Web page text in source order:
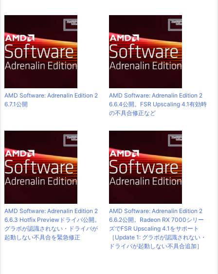
AMD Software: Adrenalin Edition 2
6.7.1公開
AMD Software: Adrenalin Edition 2
6.6.4公開。FSR Upscaling 4.1有効時
の不具合修正など
AMD Software: Adrenalin Edition 2
6.6.3 Hotfix Previewドライバ公開。
グラボが認識されない・ドライバが
起動しない不具合を緊急修正
AMD Software: Adrenalin Edition 2
6.6.2公開。Radeon RX 7000シリー
ズでFSR Upscaling 4.1をサポート
［Update 1: グラボが認識されない・
ドライバが起動しない不具合追加］